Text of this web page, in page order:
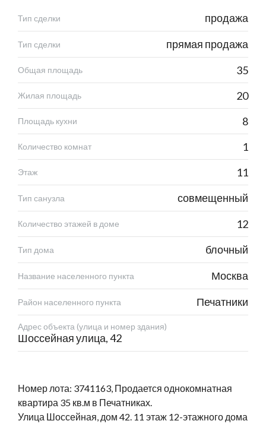
Тип сделки продажа
Тип сделки прямая продажа
Общая площадь 35
Жилая площадь 20
Площадь кухни 8
Количество комнат 1
Этаж 11
Тип санузла совмещенный
Количество этажей в доме 12
Тип дома блочный
Название населенного пункта Москва
Район населенного пункта Печатники
Адрес объекта (улица и номер здания)
Шоссейная улица, 42
Номер лота: 3741163, Продается однокомнатная
квартира 35 кв.м в Печатниках.
Улица Шоссейная, дом 42. 11 этаж 12-этажного дома